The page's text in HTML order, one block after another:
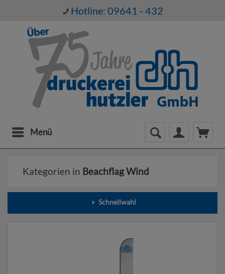
Hotline: 09641 - 432
Menü
Kategorien in Beachflag Wind
Schnellwahl